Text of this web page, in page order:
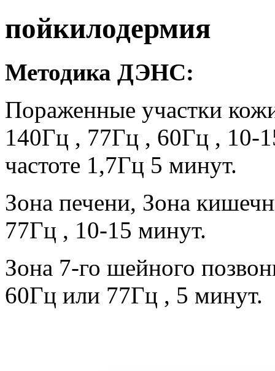
пойкилодермия
Методика ДЭНС:
Пораженные участки
140Гц , 77Гц , 60Гц , 10-
частоте 1,7Гц 5 минут.
Зона печени, Зона
77Гц , 10-15 минут.
Зона 7-го шейного
60Гц или 77Гц , 5 минут.